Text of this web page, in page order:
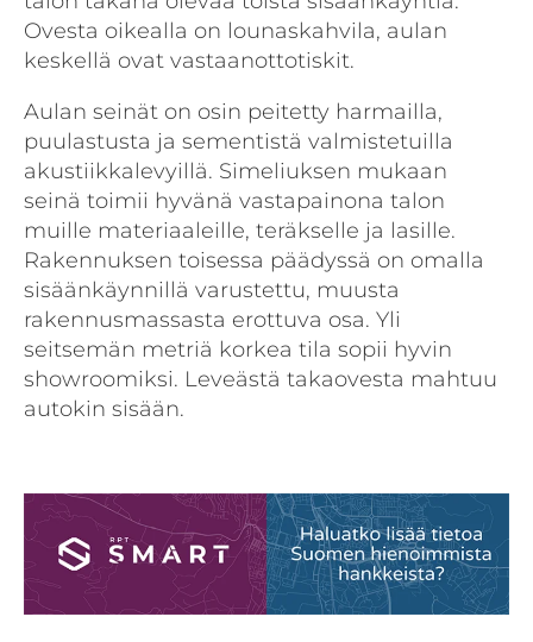
Ovesta oikealla on lounaskahvila, aulan
keskellä ovat vastaanottotiskit.
Aulan seinät on osin peitetty harmailla,
puulastusta ja sementistä valmistetuilla
akustiikkalevyillä. Simeliuksen mukaan
seinä toimii hyvänä vastapainona talon
muille materiaaleille, teräkselle ja lasille.
Rakennuksen toisessa päädyssä on omalla
sisäänkäynnillä varustettu, muusta
rakennusmassasta erottuva osa. Yli
seitsemän metriä korkea tila sopii hyvin
showroomiksi. Leveästä takaovesta mahtuu
autokin sisään.